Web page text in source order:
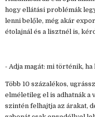
hogy ellátási problémák
lenni belőle, még akár
étolajnál és a lisztnél is,
- Adja magát: mi történik,
Több 10 százalékos,
elméletileg el is adhatnák a
szintén felhajtja az árakat,